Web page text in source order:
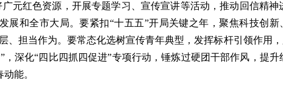
元红色资源，开展专题学习、宣传宣讲等活动，推动回信精
展和全市大局。要紧扣“十五五”开局关键之年，聚焦科技创
、担当作为。要常态化选树宣传青年典型，发挥标杆引领作
深化“四比四抓四促进”专项行动，锤炼过硬团干部作风，提
能。